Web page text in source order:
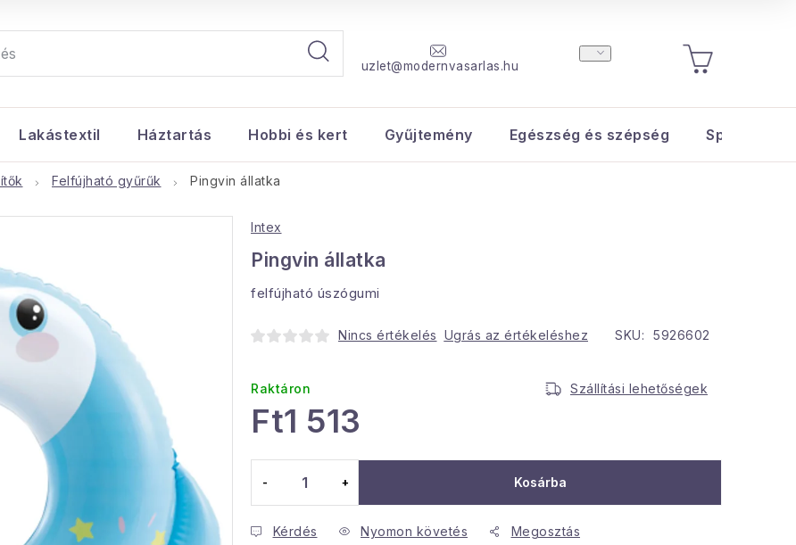
uzlet@modernvasarlas.hu
KOSÁR
Lakástextil Háztartás Hobbi és kert Gyűjtemény Egészség és szépség Sport és
Felfújható gyűrűk Pingvin állatka
Intex
Pingvin állatka
felfújható úszógumi
Nincs értékelés Ugrás az értékeléshez SKU: 5926602
Raktáron Szállítási lehetőségek
Ft1 513
Kosárba
Kérdés Nyomon követés Megosztás